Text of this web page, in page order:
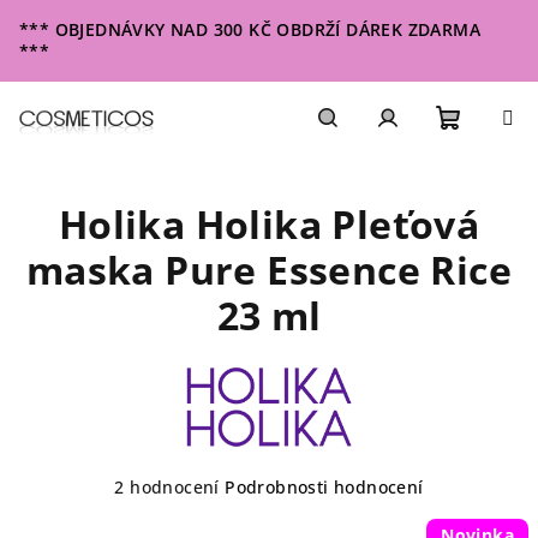
na
obsah
*** OBJEDNÁVKY NAD 300 KČ OBDRŽÍ DÁREK ZDARMA
***
košík
Holika Holika Pleťová
maska Pure Essence Rice
23 ml
Průměrné
2 hodnocení Podrobnosti hodnocení